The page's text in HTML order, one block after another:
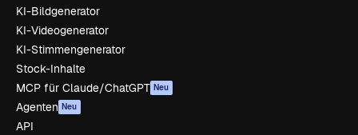
KI-Bildgenerator
KI-Videogenerator
KI-Stimmengenerator
Stock-Inhalte
MCP für Claude/ChatGPT Neu
Agenten Neu
API